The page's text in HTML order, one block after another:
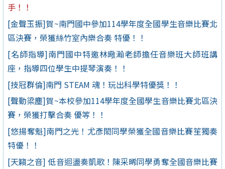
手！！
[金聲玉振]賀~南門國中參加114學年度全國學生音樂比賽北
區決賽，榮獲絲竹室內樂合奏 特優！！
[名師指導]南門國中特邀林曔瀚老師擔任音樂班大師班講
座，指導四位學生中提琴演奏！！
[技冠群倫]南門 STEAM 魂！玩出科學特優獎！！
[聲動梁塵]賀~本校參加114學年度全國學生音樂比賽北區決
賽，榮獲打擊合奏 優等！！
[悠揚奪魁]南門之光！尤彥閎同學榮獲全國音樂比賽笙獨奏
特優！！
[天籟之音] 低音迴盪奏凱歌！陳采晞同學勇奪全國音樂比賽